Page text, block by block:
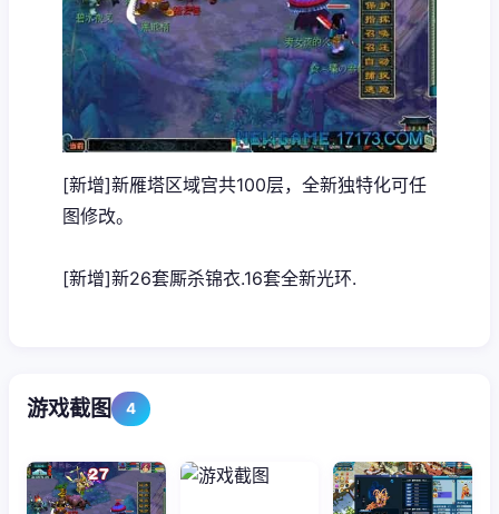
[新增]新雁塔区域宫共100层，全新独特化可任
图修改。
[新增]新26套厮杀锦衣.16套全新光环.
游戏截图 4